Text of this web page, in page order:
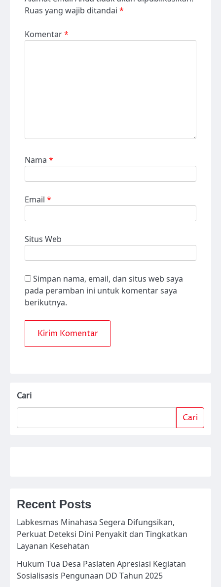
Ruas yang wajib ditandai *
Komentar*
Nama *
Email *
Situs Web
Simpan nama, email, dan situs web saya
pada peramban ini untuk komentar saya
berikutnya.
Cari
Cari
Recent Posts
Labkesmas Minahasa Segera Difungsikan,
Perkuat Deteksi Dini Penyakit dan Tingkatkan
Layanan Kesehatan
Hukum Tua Desa Paslaten Apresiasi Kegiatan
Sosialisasis Pengunaan DD Tahun 2025